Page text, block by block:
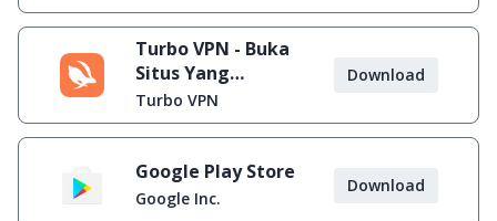
Turbo VPN - Buka
Situs Yang
Diblokir
Turbo VPN
Download
Google Play Store
Google Inc.
Download